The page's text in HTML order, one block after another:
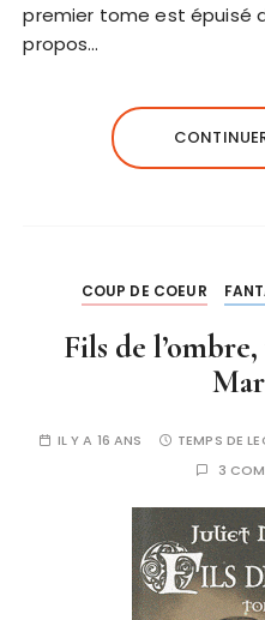
premier tome est épuisé
propos…
COUP DE COEUR
Fils de
IL Y A 16 ANS TEMPS DE
3